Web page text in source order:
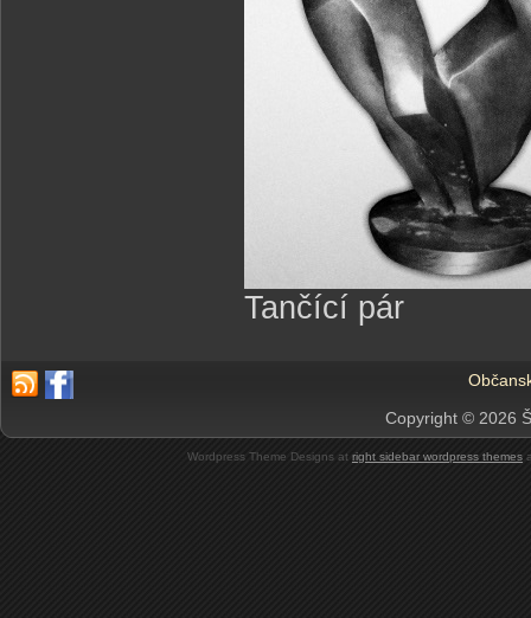
Tančící pár
Copyright © 2026
Wordpress Theme Designs at right sidebar wordpress themes